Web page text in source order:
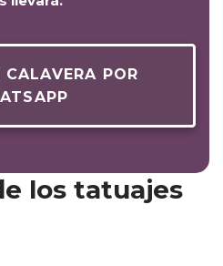
POR
los tatuajes